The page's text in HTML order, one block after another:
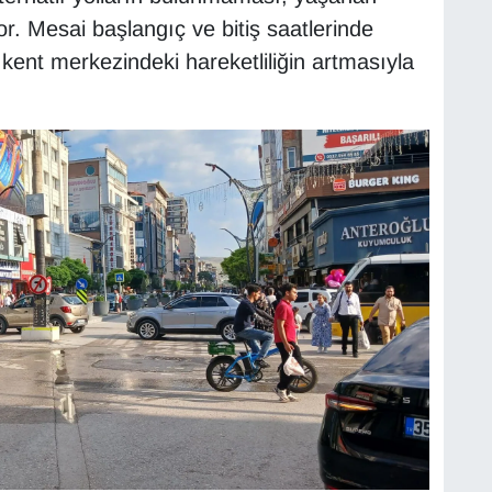
Mesai başlangıç ve bitiş saatlerinde
merkezindeki hareketliliğin artmasıyla